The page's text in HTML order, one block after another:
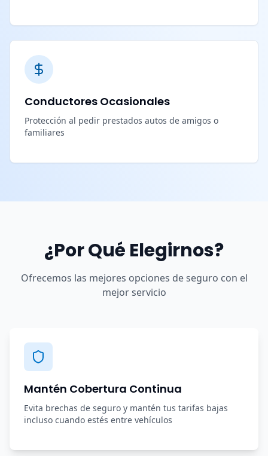
Conductores Ocasionales
Protección al pedir prestados autos de amigos o
familiares
¿Por Qué Elegirnos?
Ofrecemos las mejores opciones de seguro con el
mejor servicio
Mantén Cobertura Continua
Evita brechas de seguro y mantén tus tarifas bajas
incluso cuando estés entre vehículos